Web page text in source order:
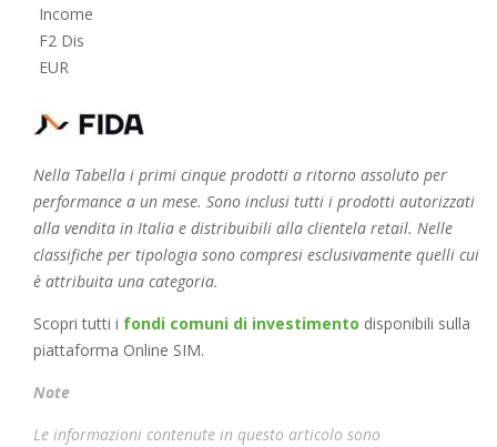
Income
F2 Dis
EUR
Nella Tabella i primi cinque prodotti a ritorno assoluto per
performance a un mese. Sono inclusi tutti i prodotti autorizzati
alla vendita in Italia e distribuibili alla clientela retail. Nelle
classifiche per tipologia sono compresi esclusivamente quelli cui
è attribuita una categoria.
Scopri tutti i fondi comuni di investimento disponibili sulla
piattaforma Online SIM.
Note
Le informazioni contenute in questo articolo sono